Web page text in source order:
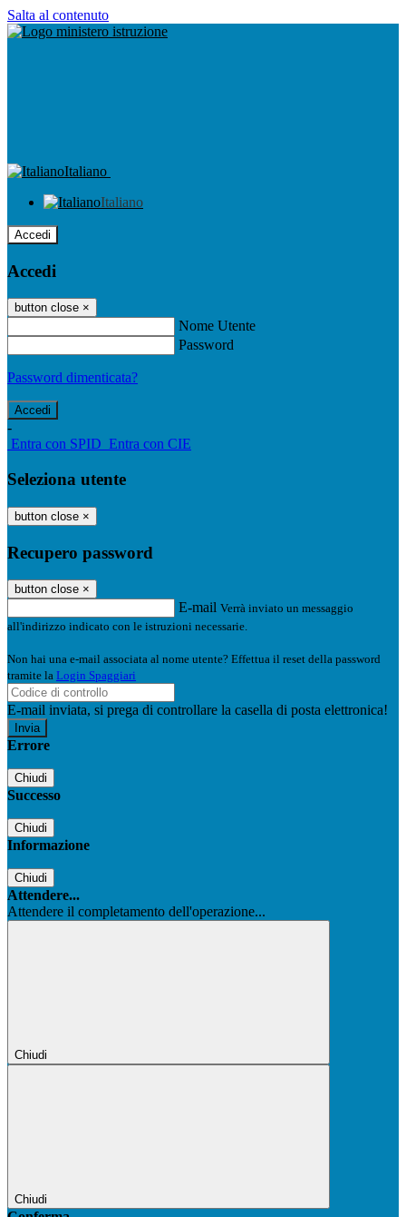
Salta al contenuto
Italiano
Italiano
Accedi
Accedi
button close ×
Nome Utente
Password
Password dimenticata?
-
Entra con SPID Entra con CIE
Seleziona utente
button close ×
Recupero password
button close ×
E-mail Verrà inviato un messaggio
all'indirizzo indicato con le istruzioni necessarie.
Non hai una e-mail associata al nome utente? Effettua il reset della password
tramite la Login Spaggiari
E-mail inviata, si prega di controllare la casella di posta elettronica!
Errore
Chiudi
Successo
Chiudi
Informazione
Chiudi
Attendere...
Attendere il completamento dell'operazione...
Chiudi
Chiudi